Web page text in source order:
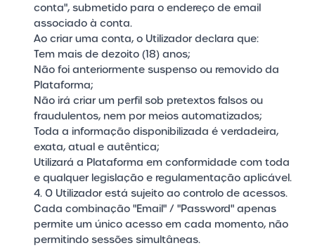
conta", submetido para o endereço de email
associado à conta.
Ao criar uma conta, o Utilizador declara que:
Tem mais de dezoito (18) anos;
Não foi anteriormente suspenso ou removido da
Plataforma;
Não irá criar um perfil sob pretextos falsos ou
fraudulentos, nem por meios automatizados;
Toda a informação disponibilizada é verdadeira,
exata, atual e autêntica;
Utilizará a Plataforma em conformidade com toda
e qualquer legislação e regulamentação aplicável.
4. O Utilizador está sujeito ao controlo de acessos.
Cada combinação "Email" / "Password" apenas
permite um único acesso em cada momento, não
permitindo sessões simultâneas.